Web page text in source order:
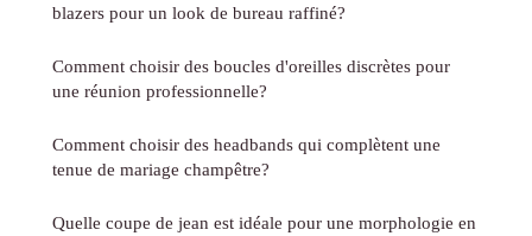
blazers pour un look de bureau raffiné?
Comment choisir des boucles d'oreilles discrètes pour
une réunion professionnelle?
Comment choisir des headbands qui complètent une
tenue de mariage champêtre?
Quelle coupe de jean est idéale pour une morphologie en